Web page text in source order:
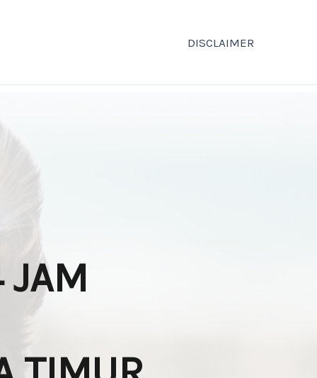
DISCLAIMER
JAM